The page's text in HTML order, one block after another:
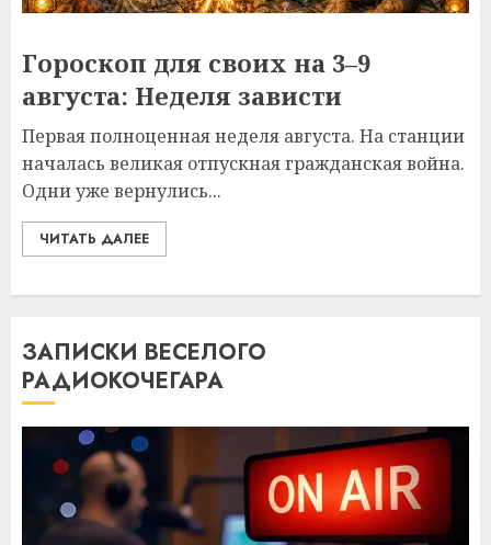
Гороскоп для своих на 3–9
августа: Неделя зависти
Первая полноценная неделя августа. На станции
началась великая отпускная гражданская война.
Одни уже вернулись...
ЧИТАТЬ ДАЛЕЕ
ЗАПИСКИ ВЕСЕЛОГО
РАДИОКОЧЕГАРА